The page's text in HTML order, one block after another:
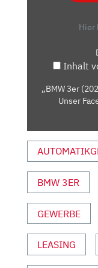
AUFGEFRISCHT
CHECK
MIT
DENNIS
VON
YOUTUBE
ANZEIGEN
Hier
Inhalt
„BMW 3er
Unser
BMW 3ER
GEWERBE
LEASING